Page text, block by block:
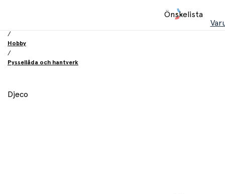
Önskelista
/
Hobby
/
Pyssellåda och hantverk
Djeco